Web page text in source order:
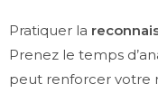
Pratiquer la
Prenez le temps
peut renforcer votre